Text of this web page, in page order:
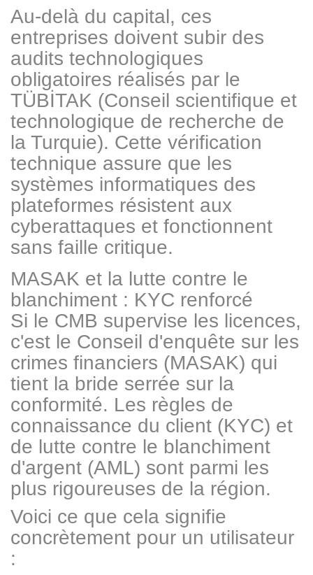
Au-delà du capital, ces
entreprises doivent subir des
audits technologiques
obligatoires réalisés par le
TÜBİTAK (Conseil scientifique et
technologique de recherche de
la Turquie). Cette vérification
technique assure que les
systèmes informatiques des
plateformes résistent aux
cyberattaques et fonctionnent
sans faille critique.
MASAK et la lutte contre le
blanchiment : KYC renforcé
Si le CMB supervise les licences,
c'est le Conseil d'enquête sur les
crimes financiers (MASAK) qui
tient la bride serrée sur la
conformité. Les règles de
connaissance du client (KYC) et
de lutte contre le blanchiment
d'argent (AML) sont parmi les
plus rigoureuses de la région.
Voici ce que cela signifie
concrètement pour un utilisateur
: